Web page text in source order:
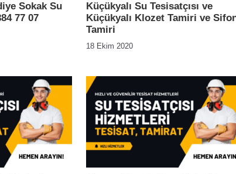
Sokak Su
77 07
Küçükyalı Su Tesisatçısı ve
Küçükyalı Klozet Tamiri ve
Tamiri
18 Ekim 2020